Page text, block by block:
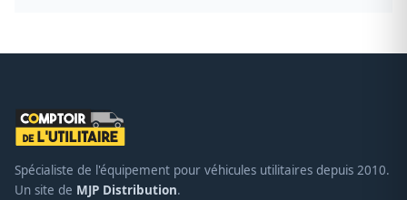
Spécialiste de l'équipement pour véhicules utilitaires depuis 2010.
Un site de MJP Distribution.